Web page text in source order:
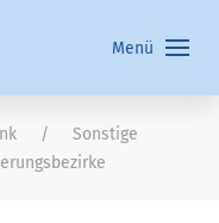
Menü
Sonstige